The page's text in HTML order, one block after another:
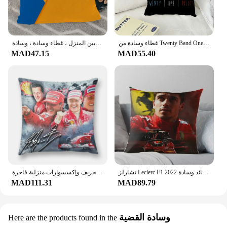
وسادات مزخرفة لتزيين المنزل ، غطاء وسادة ، وسادة ، M-mcLaren-n ، F1 ، وسائد زخرفية
MAD47.15
غطاء وسادة من Twenty Band One Pilots، أغطية وسائد ناعمة لديكور أريكة المزرعة، ديكورات المنزل والحامي
MAD55.40
وسادة رمي مايكل شوماخر لتزيين الخريف وإكسسوارات منزلية فاخرة
MAD111.31
تشارلز Leclerc F1 2022 رمي وسادة غطاء الوسادة أغطية الوسائد الفاخرة لغرفة المعيشة يغطي للوسائد وسادة
MAD89.79
Here are the products found in the وسادة القضية